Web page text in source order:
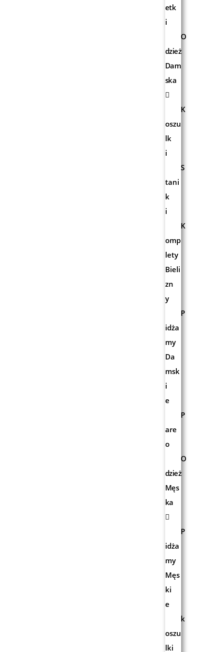
etk
i
O
dzież
Dam
ska
K
oszu
lk
i
S
tani
k
i
K
omp
lety
Bieli
zn
y
P
idża
my
Da
msk
i
e
P
are
o
O
dzież
Męs
ka
P
idża
my
Męs
ki
e
k
oszu
lki